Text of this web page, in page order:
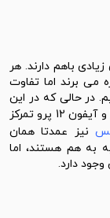
شباهت های زیادی باهم دارند. هر
6.1 اینچی بهره می برند اما تفاوت
در حالی که در این
ما به طور خاص بر روی آیفون 12 و آیفون 12 پرو تمرکز
نیز عمدتا همان
هم هستند، اما
دارد.